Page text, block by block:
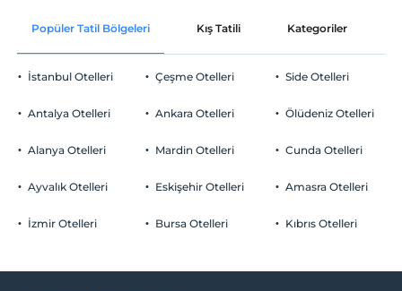
Giriş saatleri
2 yaşına kadar olan bebekler ücretsizdir.
Her bir oda için 11 yaşına kadar 1 çocuk ücretsizdir
Ortak alanlar ve tüm odalar
Otopark
Ücretsiz Halka Açık Otopark
Check/out
En geç saat 10:00 ve öncesi
Evcil Hayvan
2 yaşına kadar olan bebekler ücretsizdir.
Popüler Tatil Bölgeleri Kış Tatili Kategoriler
İstanbul Otelleri
Antalya Otelleri
Alanya Otelleri
Ayvalık Otelleri
İzmir Otelleri
Çeşme Otelleri
Ankara Otelleri
Mardin Otelleri
Eskişehir Otelleri
Bursa Otelleri
Side Otelleri
Ölüdeniz Otelleri
Cunda Otelleri
Amasra Otelleri
Kıbrıs Otelleri